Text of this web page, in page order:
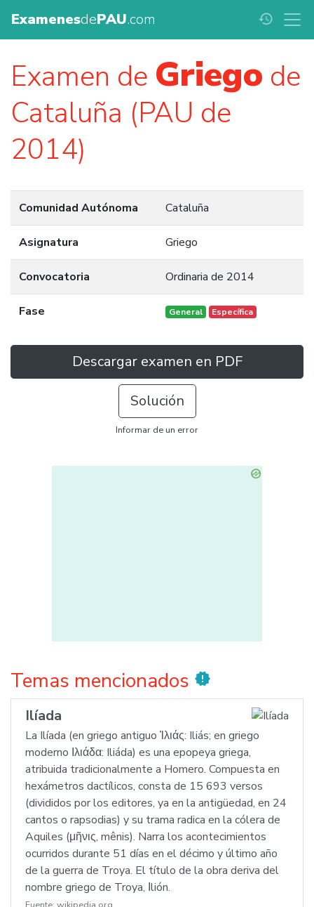
ExamenesdePAU.com history
Examen de Griego de
Cataluña (PAU de
2014)
Comunidad Autónoma Cataluña
Asignatura Griego
Convocatoria Ordinaria de 2014
Fase General Específica
Descargar examen en PDF
Solución
Informar de un error
Temas mencionados new_releases
Ilíada
La Ilíada (en griego antiguo Ἰλιάς: Iliás; en griego
moderno Ιλιάδα: Iliáda) es una epopeya griega,
atribuida tradicionalmente a Homero. Compuesta en
hexámetros dactílicos, consta de 15 693 versos
(divididos por los editores, ya en la antigüedad, en 24
cantos o rapsodias) y su trama radica en la cólera de
Aquiles (μῆνις, mênis). Narra los acontecimientos
ocurridos durante 51 días en el décimo y último año
de la guerra de Troya. El título de la obra deriva del
nombre griego de Troya, Ιlión.